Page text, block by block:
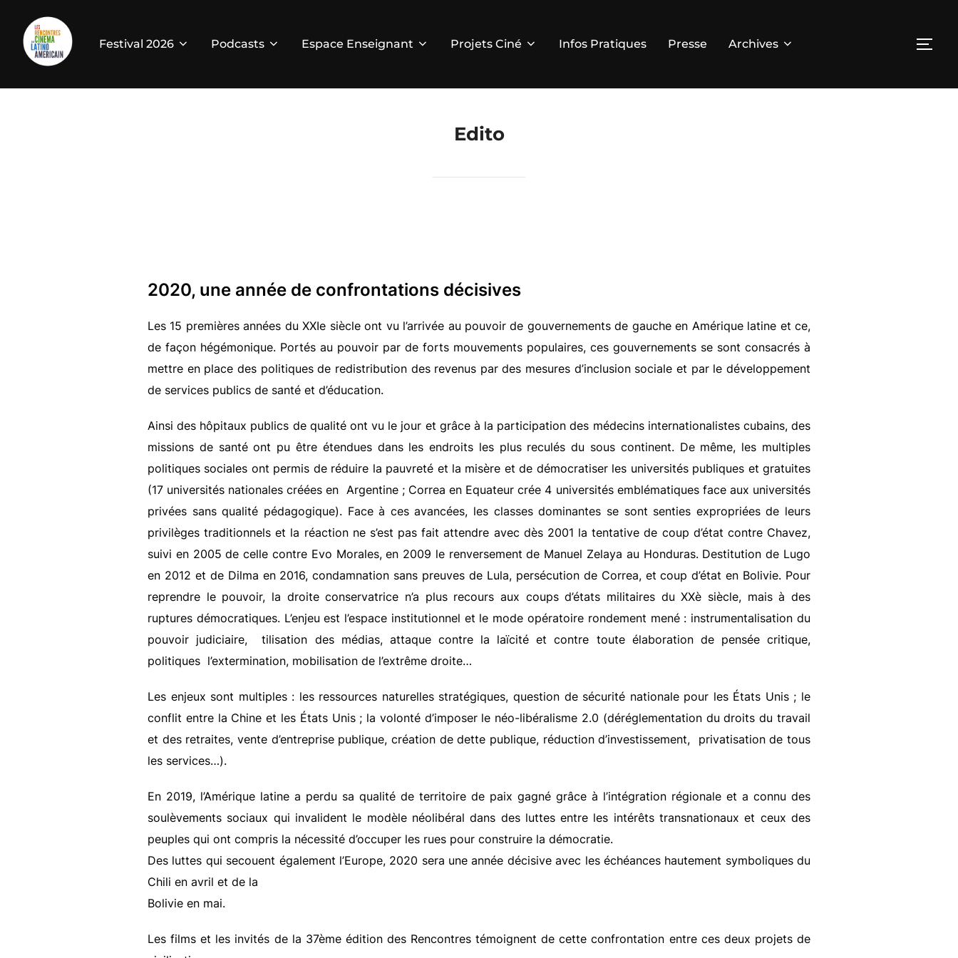
Festival 2026 Podcasts Espace Enseignant Projets Ciné Infos Pratiques Presse Archives
Edito
2020, une année de confrontations décisives
Les 15 premières années du XXIe siècle ont vu l’arrivée au pouvoir de gouvernements de gauche en Amérique latine et ce,
de façon hégémonique. Portés au pouvoir par de forts mouvements populaires, ces gouvernements se sont consacrés à
mettre en place des politiques de redistribution des revenus par des mesures d’inclusion sociale et par le développement
de services publics de santé et d’éducation.
Ainsi des hôpitaux publics de qualité ont vu le jour et grâce à la participation des médecins internationalistes cubains, des
missions de santé ont pu être étendues dans les endroits les plus reculés du sous continent. De même, les multiples
politiques sociales ont permis de réduire la pauvreté et la misère et de démocratiser les universités publiques et gratuites
(17 universités nationales créées en Argentine ; Correa en Equateur crée 4 universités emblématiques face aux universités
privées sans qualité pédagogique). Face à ces avancées, les classes dominantes se sont senties expropriées de leurs
privilèges traditionnels et la réaction ne s’est pas fait attendre avec dès 2001 la tentative de coup d’état contre Chavez,
suivi en 2005 de celle contre Evo Morales, en 2009 le renversement de Manuel Zelaya au Honduras. Destitution de Lugo
en 2012 et de Dilma en 2016, condamnation sans preuves de Lula, persécution de Correa, et coup d’état en Bolivie. Pour
reprendre le pouvoir, la droite conservatrice n’a plus recours aux coups d’états militaires du XXè siècle, mais à des
ruptures démocratiques. L’enjeu est l’espace institutionnel et le mode opératoire rondement mené : instrumentalisation du
pouvoir judiciaire, tilisation des médias, attaque contre la laïcité et contre toute élaboration de pensée critique,
politiques l’extermination, mobilisation de l’extrême droite…
Les enjeux sont multiples : les ressources naturelles stratégiques, question de sécurité nationale pour les États Unis ; le
conflit entre la Chine et les États Unis ; la volonté d’imposer le néo-libéralisme 2.0 (déréglementation du droits du travail
et des retraites, vente d’entreprise publique, création de dette publique, réduction d’investissement, privatisation de tous
les services…).
En 2019, l’Amérique latine a perdu sa qualité de territoire de paix gagné grâce à l’intégration régionale et a connu des
soulèvements sociaux qui invalident le modèle néolibéral dans des luttes entre les intérêts transnationaux et ceux des
peuples qui ont compris la nécessité d’occuper les rues pour construire la démocratie.
Des luttes qui secouent également l’Europe, 2020 sera une année décisive avec les échéances hautement symboliques du
Chili en avril et de la
Bolivie en mai.
Les films et les invités de la 37ème édition des Rencontres témoignent de cette confrontation entre ces deux projets de